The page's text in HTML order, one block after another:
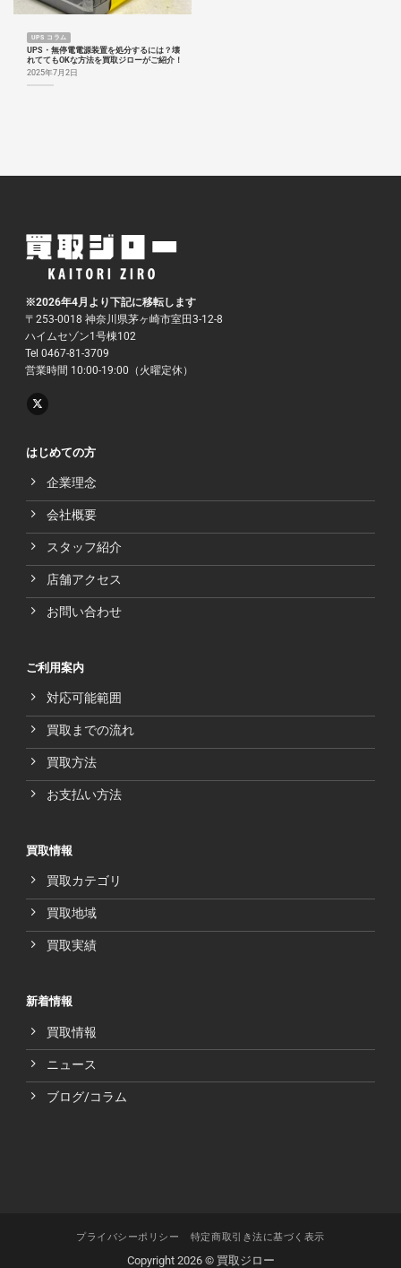
UPS コラム
UPS・無停電電源装置を処分するには？壊
れててもOKな方法を買取ジローがご紹介！
2025年7月2日
※2026年4月より下記に移転します
〒253-0018 神奈川県茅ヶ崎市室田3-12-8
ハイムセゾン1号棟102
Tel 0467-81-3709
営業時間 10:00-19:00（火曜定休）
はじめての方
企業理念
会社概要
スタッフ紹介
店舗アクセス
お問い合わせ
ご利用案内
対応可能範囲
買取までの流れ
買取方法
お支払い方法
買取情報
買取カテゴリ
買取地域
買取実績
新着情報
買取情報
ニュース
ブログ/コラム
プライバシーポリシー 特定商取引き法に基づく表示
Copyright 2026 © 買取ジロー